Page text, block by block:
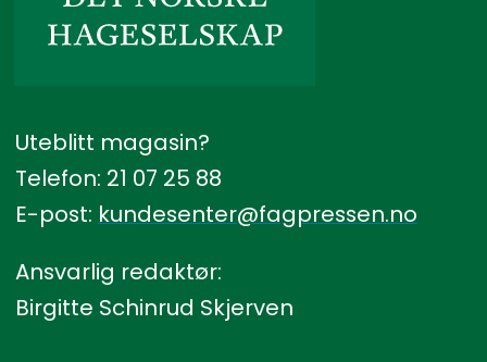
Uteblitt magasin?
Telefon: 21 07 25 88
E-post: kundesenter@fagpressen.no
Ansvarlig redaktør:
Birgitte Schinrud Skjerven